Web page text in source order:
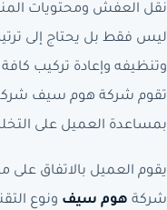
نقل العفش ومحتويات
ليس فقط بل يحتاج إلى
وتنظيفه وإعادة تركيب
تقوم شركة هوم سيف شركة
بمساعدة العميل على
يقوم العميل بالاتفاق
شركة هوم سيف ونوع